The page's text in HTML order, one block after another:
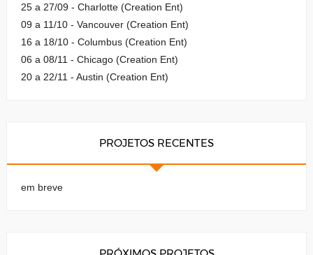
25 a 27/09 - Charlotte (Creation Ent)
09 a 11/10 - Vancouver (Creation Ent)
16 a 18/10 - Columbus (Creation Ent)
06 a 08/11 - Chicago (Creation Ent)
20 a 22/11 - Austin (Creation Ent)
PROJETOS RECENTES
em breve